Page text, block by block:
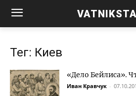
Тег: Киев
«Дело Бейлиса».
Иван Кравчук -